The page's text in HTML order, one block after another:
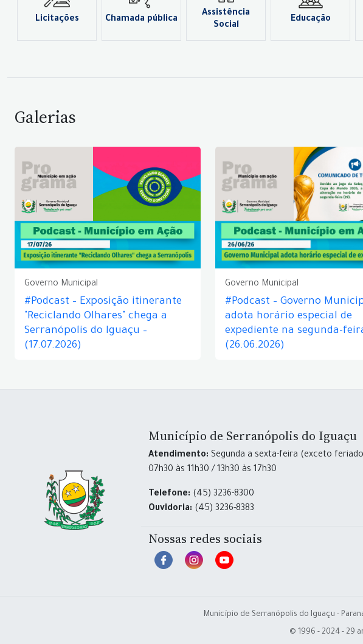
Licitações Chamada pública
Assistência
Social
Educação
Galerias
Governo Municipal
#Podcast – Exposição itinerante
"Reciclando Olhares" chega a
Serranópolis do Iguaçu –
(17.07.2026)
Governo Municipal
#Podcast – Governo
adota horário especial de
expediente na segunda-
(26.06.2026)
Município de Serranópolis do Iguaçu
Atendimento: Segunda a sexta-feira (exceto
07h30 às 11h30 / 13h30 às 17h30
Telefone: (45) 3236-8300
Ouvidoria: (45) 3236-8383
Nossas redes sociais
Município de Serranópolis do Iguaçu -
© 1996 - 2024 - 29